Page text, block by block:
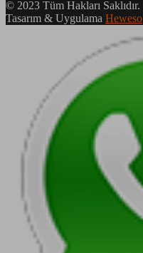
© 2023 Tüm Hakları Saklıdır.
Tasarım & Uygulama Heweso